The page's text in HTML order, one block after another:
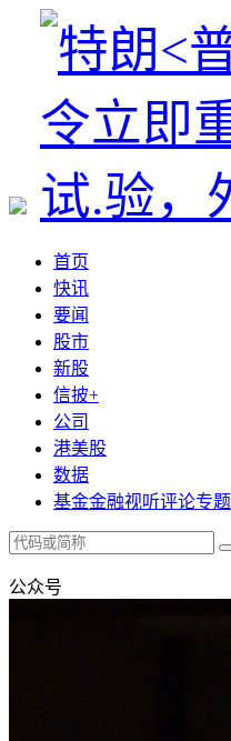
首页
快讯
要闻
股市
新股
信披+
公司
港美股
数据
基金金融视听评论专题
公众号